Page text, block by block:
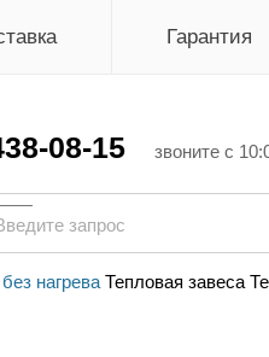
Гарантия
08-15 звоните с
нагрева Тепловая завеса